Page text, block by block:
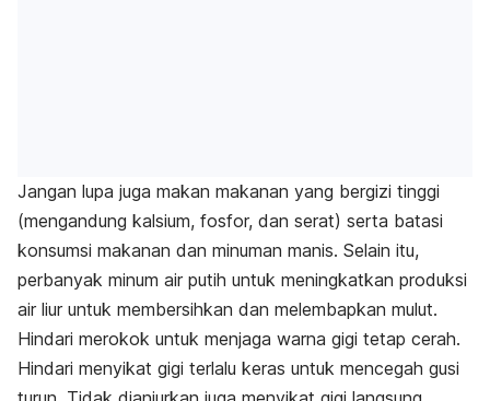
Jangan lupa juga makan makanan yang bergizi tinggi
(mengandung kalsium, fosfor, dan serat) serta batasi
konsumsi makanan dan minuman manis. Selain itu,
perbanyak minum air putih untuk meningkatkan produksi
air liur untuk membersihkan dan melembapkan mulut.
Hindari merokok untuk menjaga warna gigi tetap cerah.
Hindari menyikat gigi terlalu keras untuk mencegah gusi